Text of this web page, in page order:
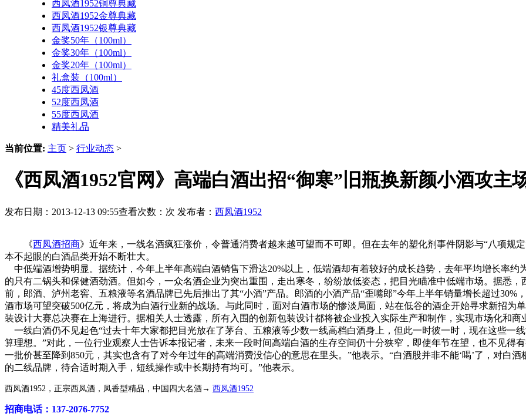
西凤酒1952铜尊典藏
西凤酒1952金尊典藏
西凤酒1952银尊典藏
金奖50年（100ml）
金奖30年（100ml）
金奖20年（100ml）
礼盒装（100ml）
45度西凤酒
52度西凤酒
55度西凤酒
精美礼品
当前位置: 主页 > 行业动态 >
《西凤酒1952官网》高端白酒出招“御寒”旧瓶换新颜小酒攻主
发布日期：2013-12-13 09:55查看次数： 次 发布者： 西凤酒1952
《西凤酒招商》近年来，一线名酒疯狂涨价，令普通消费者越来越可望而不可即。但在去年的塑化剂事件阴影与“八项规
本不起眼的白酒品类开始不断壮大。
中低端酒增势明显。据统计，今年上半年高端白酒销售下滑达20%以上，低端酒却有着较好的成长趋势，去年平均增长率约
的只有二锅头和保健酒劲酒。但如今，一众名酒企业为突出重围，走出寒冬，纷纷放低姿态，把目光瞄准中低端市场。据悉
前，郎酒、泸州老窖、五粮液等名酒品牌已先后推出了其“小酒”产品。郎酒的小酒产品“歪嘴郎”今年上半年销量增长超过
酒市场可望突破500亿元，将成为白酒行业新的战场。与此同时，面对白酒市场的惨淡局面，站在低谷的酒企开始寻求新招为
装设计大赛总决赛在上海进行。据相关人士透露，所有入围的创新包装设计都将被企业投入实际生产和制作，实现市场化和商
一线白酒仍不见起色“过去十年大家都把目光放在了茅台、五粮液等少数一线高档白酒身上，但此一时彼一时，现在这些一
算理想。”对此，一位行业观察人士告诉本报记者，未来一段时间高端白酒的生存空间仍十分狭窄，即使年节在望，也不见得
一批价甚至降到850元，其实也含有了对今年过年的高端消费没信心的意思在里头。”他表示。“白酒股并非不能‘喝’了，对白
的二线品牌，待合适时期入手，短线操作或中长期持有均可。”他表示。
西凤酒1952，正宗西凤酒，凤香型精品，中国四大名酒→ 西凤酒1952
招商电话：137-2076-7752